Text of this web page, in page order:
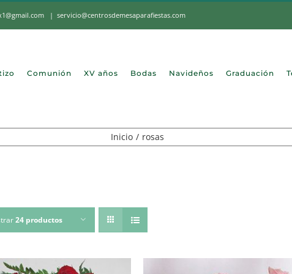
| servicio@centrosdemesaparafiestas.com
Comunión XV años Bodas Navideños Graduación
Inicio rosas
24 productos